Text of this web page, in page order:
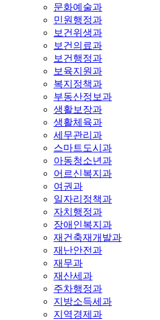
문화예술과
민원행정과
보건위생과
보건의료과
보건행정과
보육지원과
복지정책과
부동산정보과
생활보장과
생활체육과
세무관리과
스마트도시과
아동청소년과
어르신복지과
여권과
일자리정책과
자치행정과
장애인복지과
재건축재개발과
재난안전과
재무과
재산세과
주차행정과
지방소득세과
지역경제과